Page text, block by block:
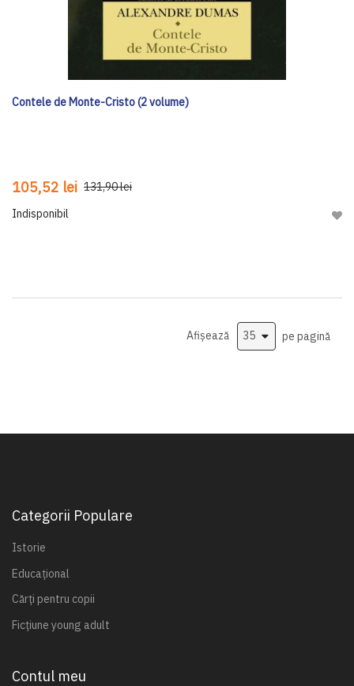
Contele de Monte-Cristo (2 volume)
105,52 lei 131,90 lei
Indisponibil
Afișează pe pagină
Categorii Populare
Istorie
Educațional
Cărți pentru copii
Ficțiune young adult
Contul meu